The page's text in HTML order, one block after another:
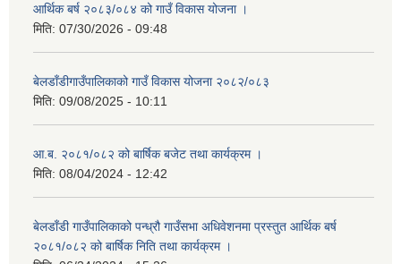
आर्थिक बर्ष २०८३/०८४ को गाउँ विकास योजना ।
मिति: 07/30/2026 - 09:48
बेलडाँडीगाउँपालिकाको गाउँ विकास योजना २०८२/०८३
मिति: 09/08/2025 - 10:11
आ.ब. २०८१/०८२ को बार्षिक बजेट तथा कार्यक्रम ।
मिति: 08/04/2024 - 12:42
बेलडाँडी गाउँपालिकाको पन्ध्रौ गाउँसभा अधिवेशनमा प्रस्तुत आर्थिक बर्ष
२०८१/०८२ को बार्षिक निति तथा कार्यक्रम ।